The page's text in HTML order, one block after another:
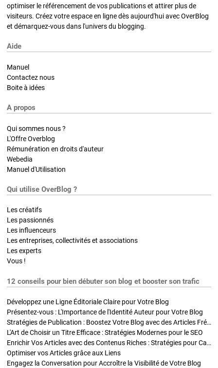
optimiser le référencement de vos publications et attirer plus de
visiteurs. Créez votre espace en ligne dès aujourd'hui avec OverBlog
et démarquez-vous dans l'univers du blogging.
Aide
Manuel
Contactez nous
Boite à idées
A propos
Qui sommes nous ?
L'Offre Overblog
Rémunération en droits d'auteur
Webedia
Manuel d'Utilisation
Qui utilise OverBlog ?
Les créatifs
Les passionnés
Les influenceurs
Les entreprises, collectivités et associations
Les experts
Vous !
12 conseils pour bien débuter son blog et booster son trafic
Développez une Ligne Éditoriale Claire pour Votre Blog
Présentez-vous : L'Importance de l'Identité Auteur pour Votre Blog
Stratégies de Publication : Boostez Votre Blog avec des Articles Fréquents et Exclusifs
L'Art de Choisir un Titre Efficace : Stratégies Modernes pour le SEO
Enrichir Vos Articles avec des Contenus Riches : Stratégies pour Captiver et Optimiser
Optimiser vos Articles grâce aux Liens
Engagez la Conversation pour Accroître la Visibilité de Votre Blog